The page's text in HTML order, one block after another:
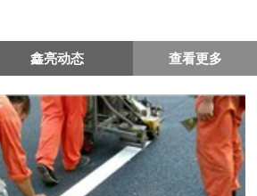
查看更多
鑫亮动态